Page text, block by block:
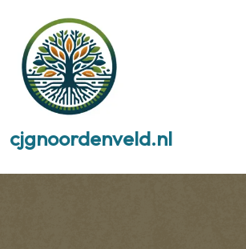
content
cjgnoordenveld.nl